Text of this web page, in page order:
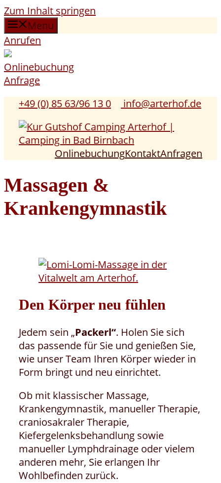
Zum Inhalt springen
Menu
Anrufen
Onlinebuchung
Anfrage
+49 (0) 85 63/96 13 0
info@arterhof.de
OnlinebuchungKontaktAnfragen
Massagen &
Krankengymnastik
Den Körper neu fühlen
Jedem sein „Packerl“. Holen Sie sich
das passende für Sie und genießen Sie,
wie unser Team Ihren Körper wieder in
Form bringt und neu einrichtet.
Ob mit klassischer Massage,
Krankengymnastik, manueller Therapie,
craniosakraler Therapie,
Kiefergelenksbehandlung sowie
manueller Lymphdrainage oder vielem
anderen mehr, Sie erlangen Ihr
Wohlbefinden zurück.